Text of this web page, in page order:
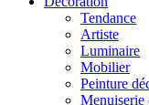
Tendance
Artiste
Luminaire
Mobilier
Peinture
Menuiserie